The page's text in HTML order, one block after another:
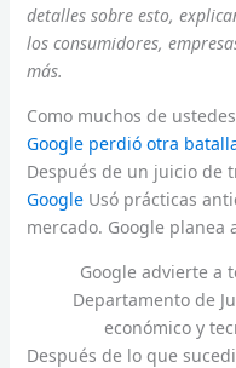
detalles sobre esto,
los consumidores,
más.
Como muchos de
Google perdió otra
Después de un juicio de
GoogleUsó prácticas
mercado. Google planea
Google advierte a
Departamento de
económico y
Después de lo que